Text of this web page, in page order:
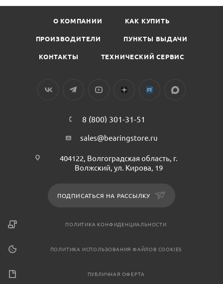
О КОМПАНИИ КАК КУПИТЬ
ПРОИЗВОДИТЕЛИ ПУНКТЫ ВЫДАЧИ
КОНТАКТЫ ТЕХНИЧЕСКИЙ СЕРВИС
8 (800) 301-31-51
sales@bearingstore.ru
404122, Волгоградская область, г.
Волжский, ул. Кирова, 19
ПОДПИСАТЬСЯ НА РАССЫЛКУ
ПОЛИТИКА КОНФИДЕНЦИАЛЬНОСТИ
ПОЛИТИКА ИСПОЛЬЗОВАНИЯ ФАЙЛОВ COOKIES
ПУБЛИЧНАЯ ОФЕРТА